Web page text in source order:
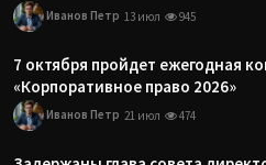
Иванов Петр 13 июл 945
7 октября пройдет ежегодная
«Корпоративное право 2026»
Иванов Петр 21 июл 474